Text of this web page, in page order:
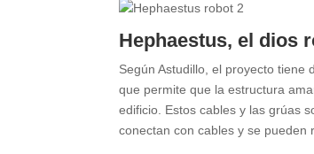
Hephaestus, el dios
Según Astudillo, el proyecto tiene
que permite que la estructura
edificio. Estos cables y las grúas
conectan con cables y se pueden